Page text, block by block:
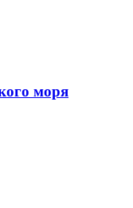
моря